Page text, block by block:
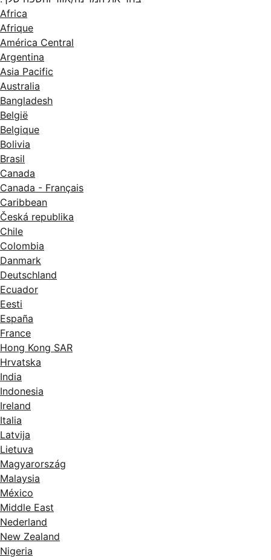
Africa
Afrique
América Central
Argentina
Asia Pacific
Australia
Bangladesh
België
Belgique
Bolivia
Brasil
Canada
Canada - Français
Caribbean
Česká republika
Chile
Colombia
Danmark
Deutschland
Ecuador
Eesti
España
France
Hong Kong SAR
Hrvatska
India
Indonesia
Ireland
Italia
Latvija
Lietuva
Magyarország
Malaysia
México
Middle East
Nederland
New Zealand
Nigeria